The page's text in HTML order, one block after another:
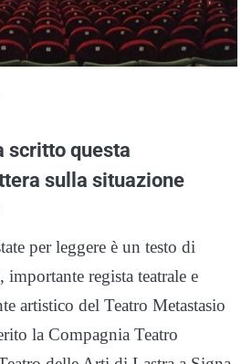
scritto questa
sulla situazione
per leggere è un testo di
regista teatrale e
artistico del Teatro Metastasio
la Compagnia Teatro